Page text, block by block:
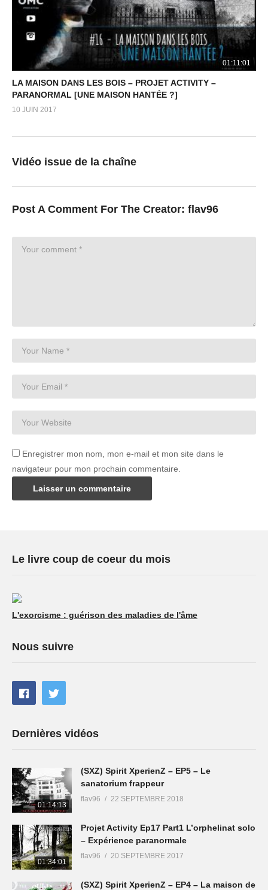
01:11:01
LA MAISON DANS LES BOIS – PROJET ACTIVITY –
PARANORMAL [UNE MAISON HANTÉE ?]
10 JUIN 2017
Vidéo issue de la chaîne
Post A Comment For The Creator: flav96
Enregistrer mon nom, mon e-mail et mon site dans le
navigateur pour mon prochain commentaire.
Le livre coup de coeur du mois
L'exorcisme : guérison des maladies de l'âme
Nous suivre
Dernières vidéos
01:14:13
(SXZ) Spirit XperienZ – EP5 – Le
sanatorium frappeur
flav96 22 SEPTEMBRE 2018
01:34:01
Projet Activity Ep17 Part1 L’orphelinat solo
– Expérience paranormale
flav96 20 SEPTEMBRE 2017
(SXZ) Spirit XperienZ – EP4 – La maison de